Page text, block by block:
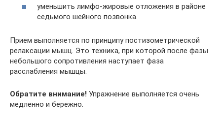
уменьшить лимфо-жировые отложения в районе
седьмого шейного позвонка.
Прием выполняется по принципу постизометрической
релаксации мышц. Это техника, при которой после фазы
небольшого сопротивления наступает фаза
расслабления мышцы.
Обратите внимание! Упражнение выполняется очень
медленно и бережно.